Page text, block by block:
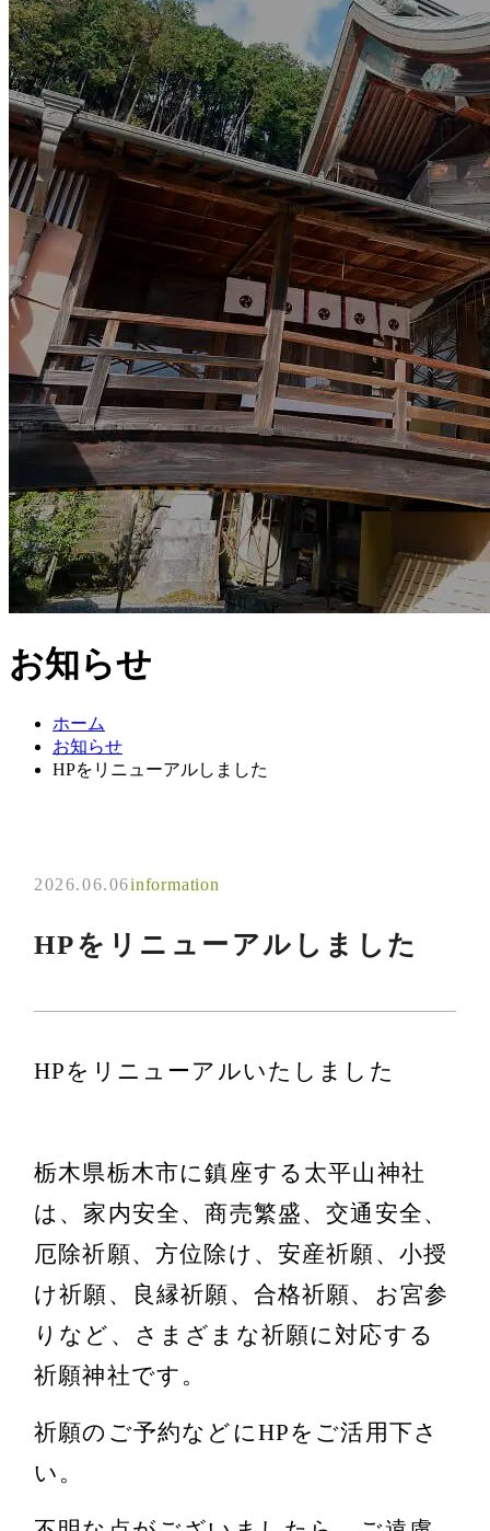
お知らせ
ホーム
お知らせ
HPをリニューアルしました
2026.06.06information
HPをリニューアルしました
HPをリニューアルいたしました
栃木県栃木市に鎮座する太平山神社
は、家内安全、商売繁盛、交通安全、
厄除祈願、方位除け、安産祈願、小授
け祈願、良縁祈願、合格祈願、お宮参
りなど、さまざまな祈願に対応する
祈願神社です。
祈願のご予約などにHPをご活用下さ
い。